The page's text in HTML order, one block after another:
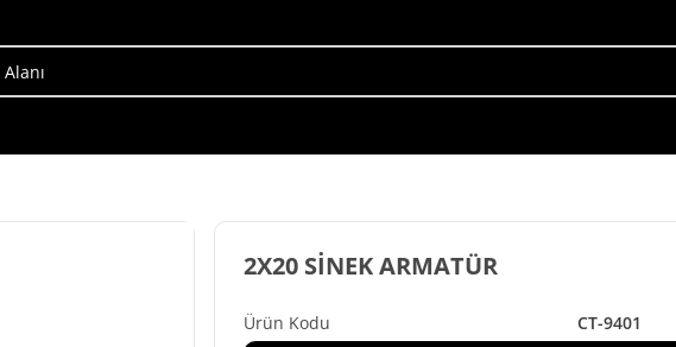
CT-9401
2X20 SİNEK ARMATÜR